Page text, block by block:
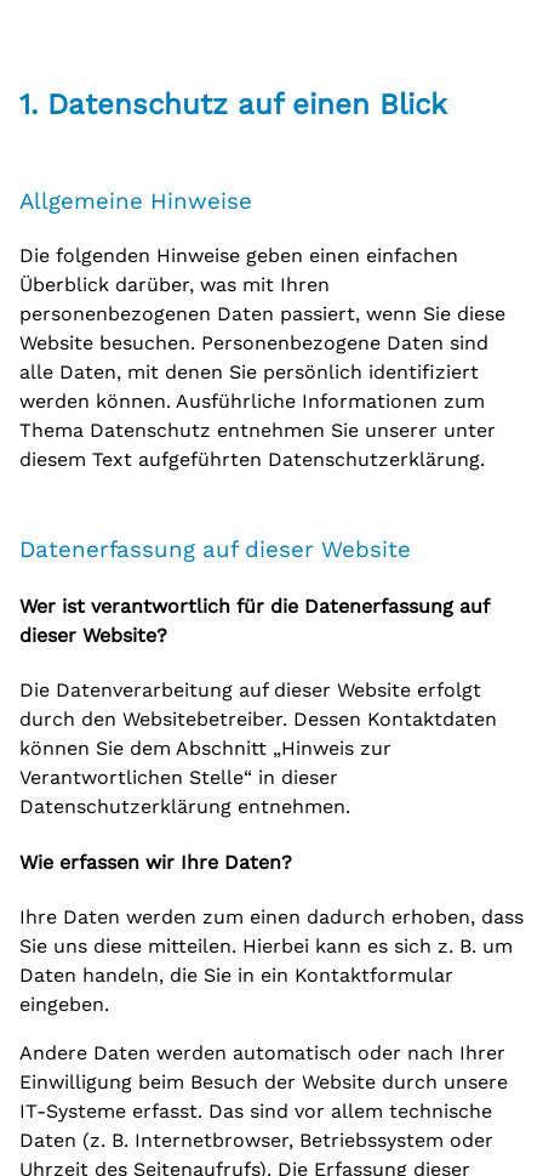
Psychosoziales Zentrum Dresden
Modellprojekt wbWflex
Projekt „Eigene Wohnung“
Selbsthilfe
Selbsthilfegruppen
Teilhabeangebote
Beschäftigung und Teilhabe
Teestuben Süd, Südwest und Grünau
1. Datenschutz auf einen Blick
Allgemeine Hinweise
Die folgenden Hinweise geben einen einfachen
Überblick darüber, was mit Ihren
personenbezogenen Daten passiert, wenn Sie diese
Website besuchen. Personenbezogene Daten sind
alle Daten, mit denen Sie persönlich identifiziert
werden können. Ausführliche Informationen zum
Thema Datenschutz entnehmen Sie unserer unter
diesem Text aufgeführten Datenschutzerklärung.
Datenerfassung auf dieser Website
Wer ist verantwortlich für die Datenerfassung auf
dieser Website?
Die Datenverarbeitung auf dieser Website erfolgt
durch den Websitebetreiber. Dessen Kontaktdaten
können Sie dem Abschnitt „Hinweis zur
Verantwortlichen Stelle“ in dieser
Datenschutzerklärung entnehmen.
Wie erfassen wir Ihre Daten?
Ihre Daten werden zum einen dadurch erhoben, dass
Sie uns diese mitteilen. Hierbei kann es sich z. B. um
Daten handeln, die Sie in ein Kontaktformular
eingeben.
Andere Daten werden automatisch oder nach Ihrer
Einwilligung beim Besuch der Website durch unsere
IT-Systeme erfasst. Das sind vor allem technische
Daten (z. B. Internetbrowser, Betriebssystem oder
Uhrzeit des Seitenaufrufs). Die Erfassung dieser